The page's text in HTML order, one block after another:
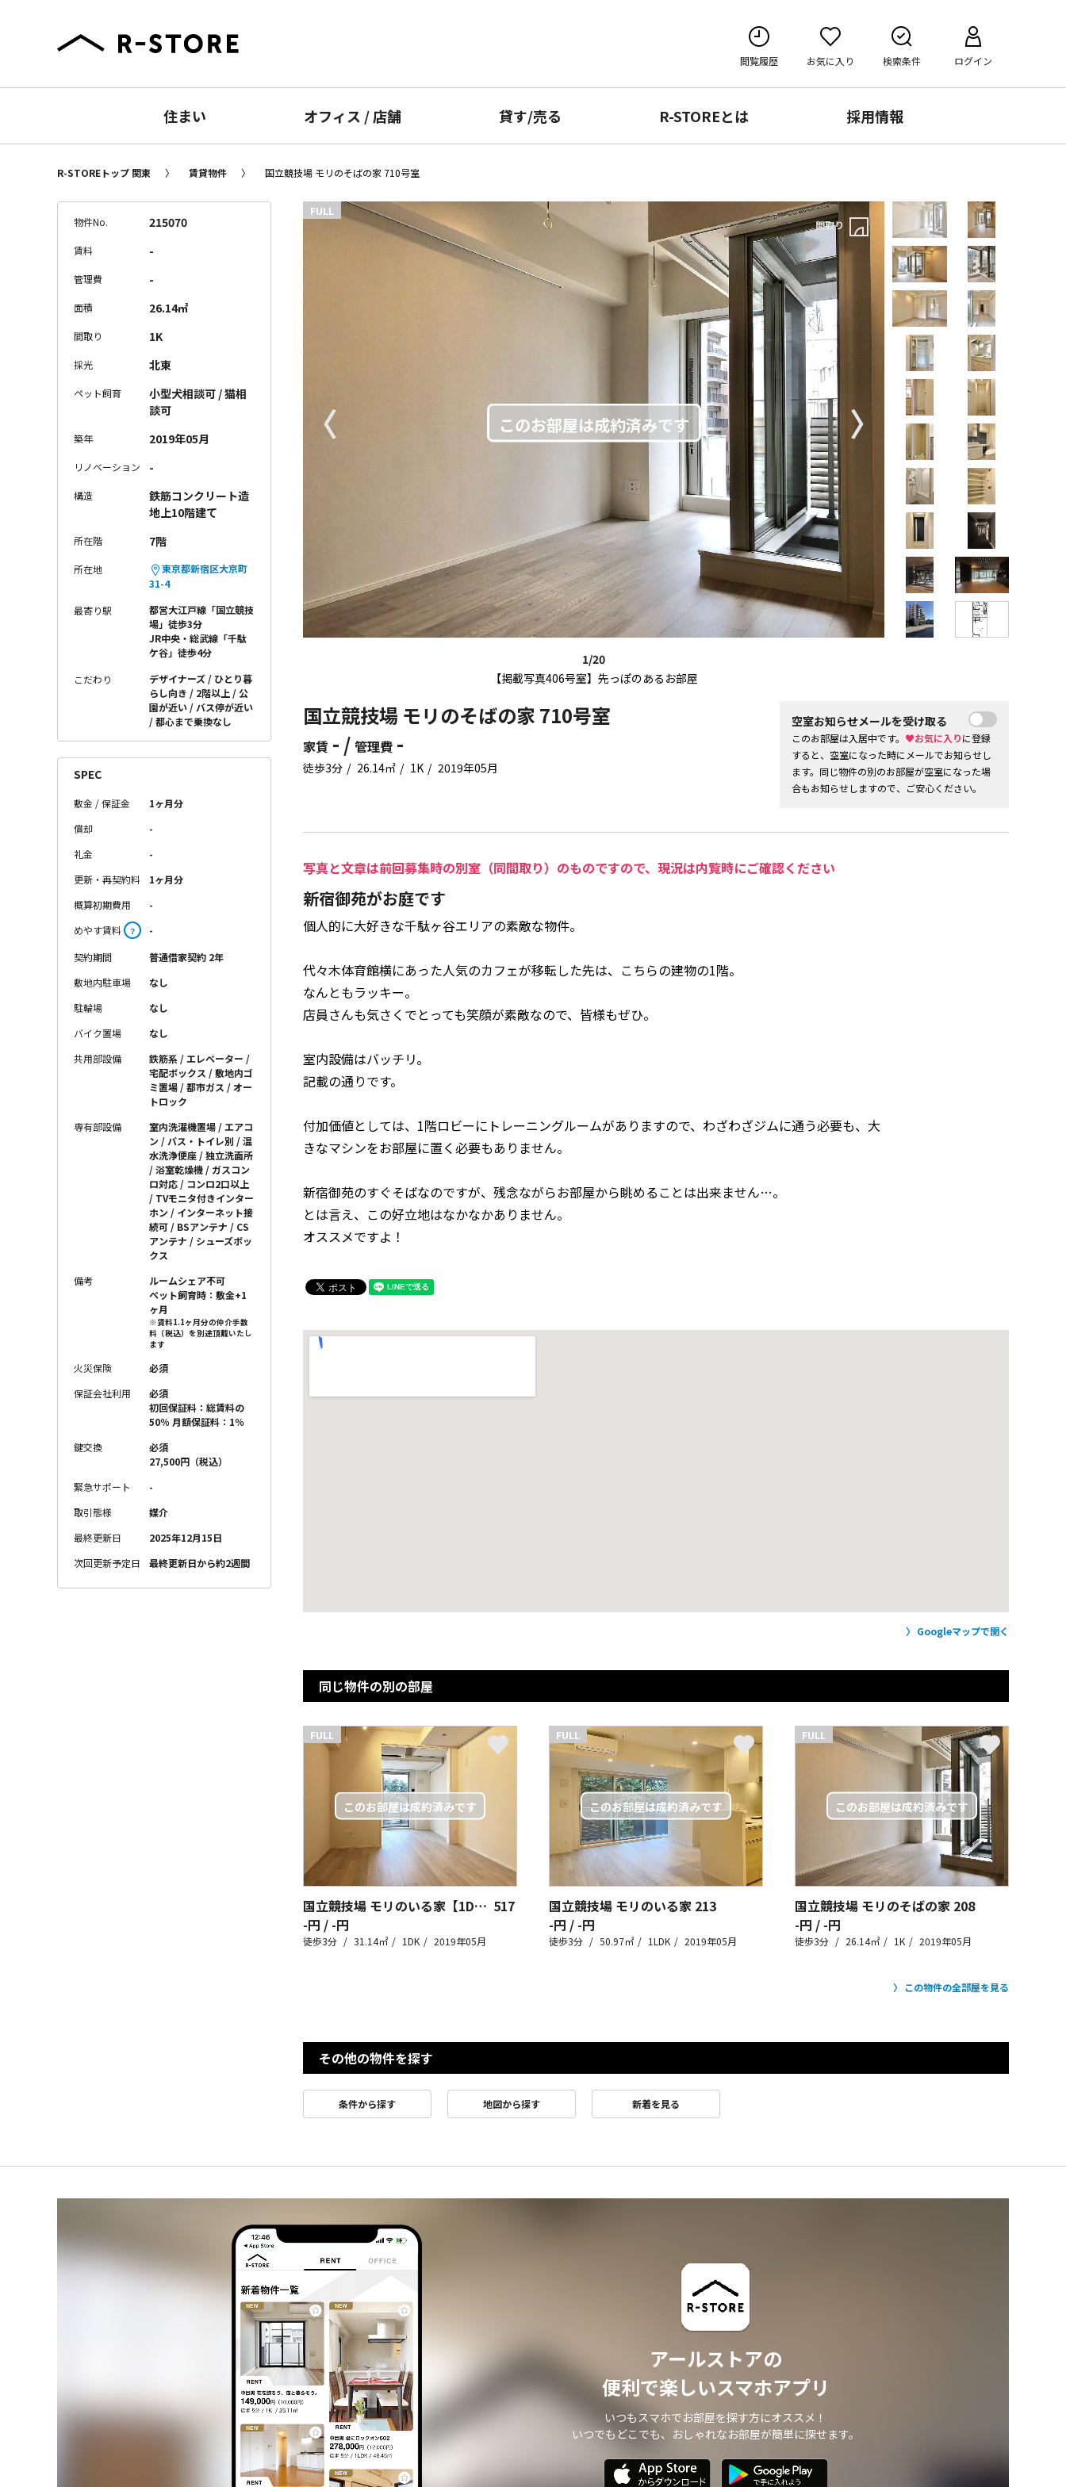
閲覧履歴 お気に入り 検索条件 ログイン
住まい オフィス /店舗 貸す/売る R-STOREとは 採用情報
R-STOREトップ 関東 賃貸物件 国立競技場 モリのそばの家 710号室
1/20
【掲載写真406号室】先っぽのあるお部屋
〈 〉
FULL
間取り
国立競技場 モリのそばの家 710号室
家賃 - / 管理費 -
徒歩3分 26.14㎡ 1K 2019年05月
空室お知らせメールを受け取る
このお部屋は入居中です。 ♥お気に入りに登録
すると、空室になった時にメールでお知らせし
ます。同じ物件の別のお部屋が空室になった場
合もお知らせしますので、ご安心ください。
写真と文章は前回募集時の別室（同間取り）のものですので、現況は内覧時にご確認ください
新宿御苑がお庭です
個人的に大好きな千駄ヶ谷エリアの素敵な物件。
代々木体育館横にあった人気のカフェが移転した先は、こちらの建物の1階。
なんともラッキー。
店員さんも気さくでとっても笑顔が素敵なので、皆様もぜひ。
室内設備はバッチリ。
記載の通りです。
付加価値としては、1階ロビーにトレーニングルームがありますので、わざわざジムに通う必要も、大
きなマシンをお部屋に置く必要もありません。
新宿御苑のすぐそばなのですが、残念ながらお部屋から眺めることは出来ません…。
とは言え、この好立地はなかなかありません。
オススメですよ！
物件No. 215070
賃料 -
管理費 -
面積 26.14㎡
間取り 1K
採光 北東
ペット飼育
小型犬相談可 / 猫相
談可
築年 2019年05月
リノベーション -
構造
鉄筋コンクリート造
地上10階建て
所在階 7階
所在地
東京都新宿区大京町
31-4
最寄り駅
都営大江戸線「国立競技
場」徒歩3分
JR中央・総武線「千駄
ケ谷」徒歩4分
こだわり デザイナーズ
ひとり暮
らし向き
2階以上
公
園が近い
バス停が近い
都心まで乗換なし
SPEC
敷金 / 保証金
1ヶ月分
償却
-
礼金
-
更新・再契約料
1ヶ月分
概算初期費用
-
めやす賃料
？ -
契約期間
普通借家契約 2年
敷地内駐車場
なし
駐輪場
なし
バイク置場
なし
共用部設備
鉄筋系 / エレベーター /
宅配ボックス / 敷地内ゴ
ミ置場 / 都市ガス / オー
トロック
専有部設備
室内洗濯機置場 / エアコ
ン / バス・トイレ別 / 温
水洗浄便座 / 独立洗面所
/ 浴室乾燥機 / ガスコン
ロ対応 / コンロ2口以上
/ TVモニタ付きインター
ホン / インターネット接
続可 / BSアンテナ / CS
アンテナ / シューズボッ
クス
備考
ルームシェア不可
ペット飼育時：敷金+1
ヶ月
※賃料1.1ヶ月分の仲介手数
料（税込）を別途頂戴いたし
ます
火災保険
必須
保証会社利用
必須
初回保証料：総賃料の
50％ 月額保証料：1％
鍵交換
必須
27,500円（税込）
緊急サポート
-
取引態様
媒介
最終更新日
2025年12月15日
次回更新予定日
最終更新日から約2週間
Googleマップで開く
同じ物件の別の部屋
FULL
国立競技場 モリのいる家【1DK】 517
-円 / -円
徒歩3分 31.14㎡ 1DK 2019年05月
FULL
国立競技場 モリのいる家 213
-円 / -円
徒歩3分 50.97㎡ 1LDK 2019年05月
FULL
国立競技場 モリのそばの家 208
-円 / -円
徒歩3分 26.14㎡ 1K 2019年05月
この物件の全部屋を見る
その他の物件を探す
条件から探す 地図から探す 新着を見る
アールストアの
便利で楽しいスマホアプリ
いつもスマホでお部屋を探す方にオススメ！
いつでもどこでも、おしゃれなお部屋が簡単に探せます。